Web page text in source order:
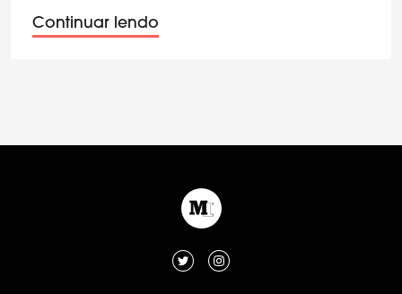
Continuar lendo